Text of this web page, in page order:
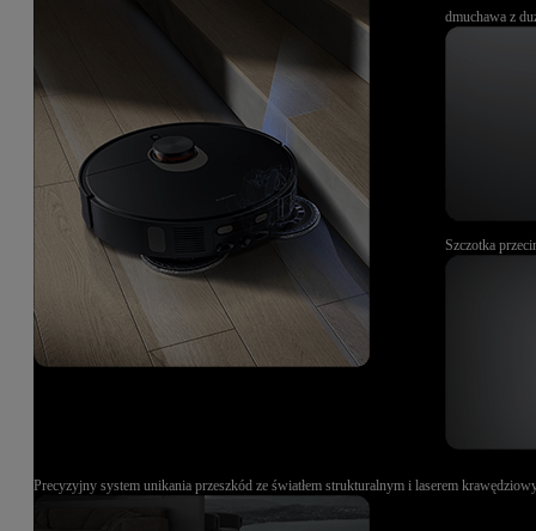
dmuchawa z
Szczotka
Precyzyjny system unikania przeszkód ze światłem strukturalnym i laserem